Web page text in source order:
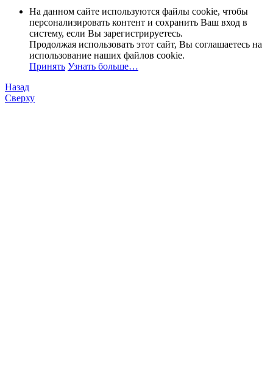
На данном сайте используются файлы cookie, чтобы
персонализировать контент и сохранить Ваш вход в
систему, если Вы зарегистрируетесь.
Продолжая использовать этот сайт, Вы соглашаетесь на
использование наших файлов cookie.
Принять Узнать больше…
Назад
Сверху